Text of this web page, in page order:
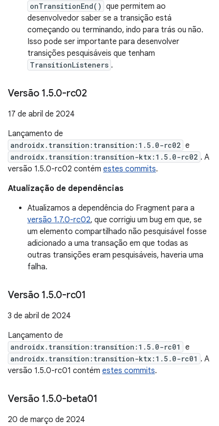
onTransitionEnd() que permitem ao
desenvolvedor saber se a transição está
começando ou terminando, indo para trás ou não.
Isso pode ser importante para desenvolver
transições pesquisáveis que tenham
TransitionListeners .
Versão 1.5.0-rc02
17 de abril de 2024
Lançamento de
androidx.transition:transition:1.5.0-rc02 e
androidx.transition:transition-ktx:1.5.0-rc02 . A
versão 1.5.0-rc02 contém estes commits.
Atualização de dependências
Atualizamos a dependência do Fragment para a
versão 1.7.0-rc02, que corrigiu um bug em que, se
um elemento compartilhado não pesquisável fosse
adicionado a uma transação em que todas as
outras transições eram pesquisáveis, haveria uma
falha.
Versão 1.5.0-rc01
3 de abril de 2024
Lançamento de
androidx.transition:transition:1.5.0-rc01 e
androidx.transition:transition-ktx:1.5.0-rc01 . A
versão 1.5.0-rc01 contém estes commits.
Versão 1.5.0-beta01
20 de março de 2024